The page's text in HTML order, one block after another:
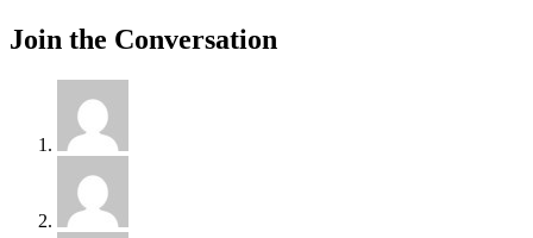
Join the Conversation